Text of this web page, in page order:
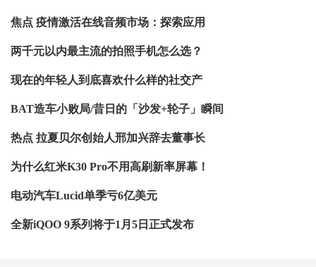
焦点 疫情激活在线音频市场：探索应用
两千元以内最主流的拍照手机怎么选？
现在的年轻人到底喜欢什么样的社交产
BAT造车小败局/昔日的「沙发+轮子」瞬间
热点 拉夏贝尔创始人邢加兴辞去董事长
为什么红米K30 Pro不用高刷新率屏幕！
电动汽车Lucid单季亏6亿美元
全新iQOO 9系列将于1月5日正式发布